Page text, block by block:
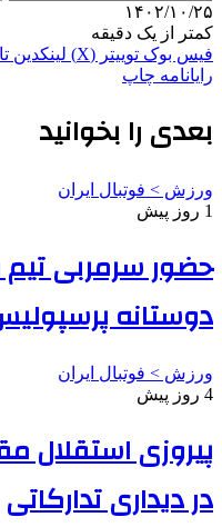
۱۴۰۲/۱۰/۲۵
کمتر از یک دقیقه
فیس بوک توییتر (X) لینکدین
رایانامه چاپ
بعدی را بخوانید
ورزش > فوتبال ایران
1 روز پیش
حضور سرمربی تیم
دوستانه
ورزش > فوتبال ایران
4 روز پیش
پیروزی استقلال
در دیداری تدارکاتی